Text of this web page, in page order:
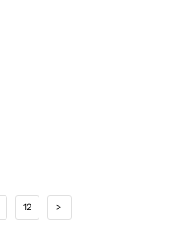
12 >